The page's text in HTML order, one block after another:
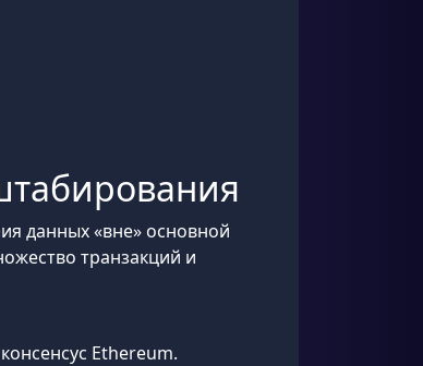
данных «вне» основной
транзакций и
Ethereum.